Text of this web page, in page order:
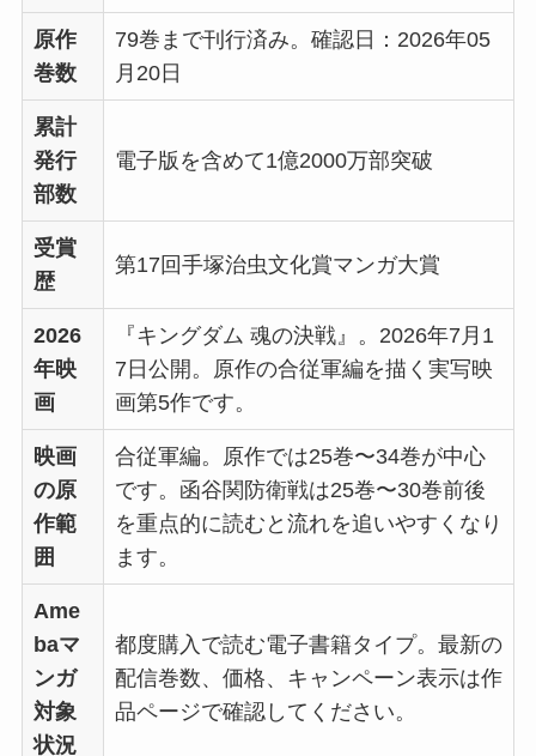
原作
巻数
79巻まで刊行済み。確認日：2026年05
月20日
累計
発行
部数
電子版を含めて1億2000万部突破
受賞
歴
第17回手塚治虫文化賞マンガ大賞
2026
年映
画
『キングダム 魂の決戦』。2026年7月1
7日公開。原作の合従軍編を描く実写映
画第5作です。
映画
の原
作範
囲
合従軍編。原作では25巻〜34巻が中心
です。函谷関防衛戦は25巻〜30巻前後
を重点的に読むと流れを追いやすくなり
ます。
Ame
baマ
ンガ
対象
状況
都度購入で読む電子書籍タイプ。最新の
配信巻数、価格、キャンペーン表示は作
品ページで確認してください。